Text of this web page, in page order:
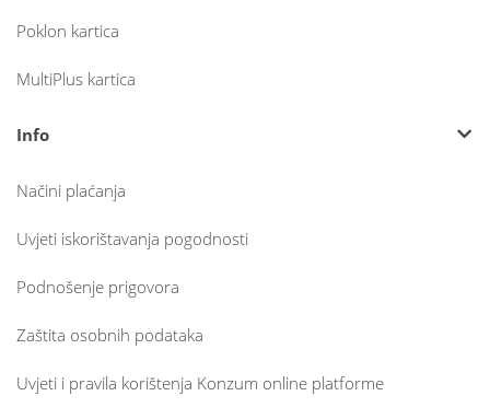
Poklon kartica
MultiPlus kartica
Info
Načini plaćanja
Uvjeti iskorištavanja pogodnosti
Podnošenje prigovora
Zaštita osobnih podataka
Uvjeti i pravila korištenja Konzum online platforme